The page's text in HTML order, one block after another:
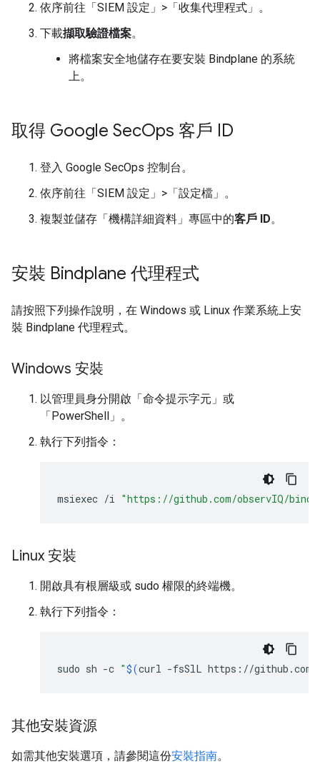
依序前往「SIEM 設定」 > 「收集代理程式」 。
下載擷取驗證檔案。
將檔案安全地儲存在要安裝 Bindplane 的系統
上。
取得 Google SecOps 客戶 ID
登入 Google SecOps 控制台。
依序前往「SIEM 設定」 > 「設定檔」 。
複製並儲存「機構詳細資料」 專區中的客戶 ID。
安裝 Bindplane 代理程式
請按照下列操作說明，在 Windows 或 Linux 作業系統上安
裝 Bindplane 代理程式。
Windows 安裝
以管理員身分開啟「命令提示字元」 或
「PowerShell」 。
執行下列指令：
msiexec /i "https://github.com/observIQ/
Linux 安裝
開啟具有根層級或 sudo 權限的終端機。
執行下列指令：
sudo sh -c "$(curl -fsSlL https://github.com/
其他安裝資源
如需其他安裝選項，請參閱這份安裝指南。